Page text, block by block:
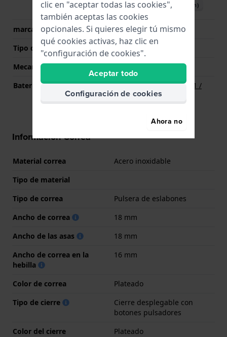
Descargar manual (English)
marca del movimiento
Miyota
Tipo de pantalla
analógico
Mecanismo
Batería
Batería Renata R321 321 /
SR616SW
Información Correa
Material correa
Acero inoxidable
Tipo de material
Tipo de correa
Pulsera de eslabones
Ancho de correa
18 mm
Ancho de las asas
18 mm
Ancho de correa en la
hebilla
16 mm
Color de correa
Plateado
Tipo de cierre
Cierre desplegable con
botones pulsadores
Color del cierre
Plateado
clic en "aceptar todas las cookies",
también aceptas las cookies
opcionales. Si quieres elegir tú mismo
qué cookies activas, haz clic en
"configuración de cookies".
Aceptar todo
Configuración de cookies
Ahora no